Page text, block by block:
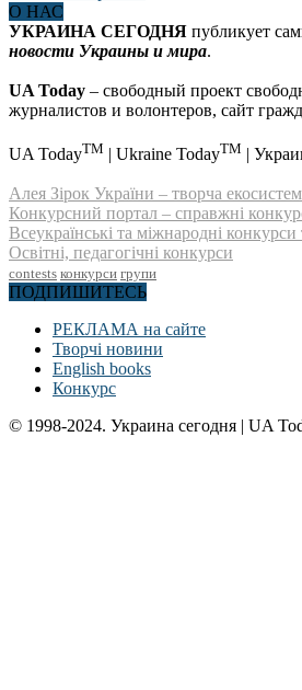
О НАС
УКРАИНА СЕГОДНЯ публикует
новости Украины и мира.
UA Today – свободный проект
журналистов и волонтеров, сайт
UA TodayTM | Ukraine TodayTM |
Алея Зірок України – творча
Конкурсний портал – справжні
Всеукраїнські та міжнародні конкурси
Освітні, педагогічні конкурси
contests конкурси групи
ПОДПИШИТЕСЬ
РЕКЛАМА на сайте
Творчі новини
English books
Конкурс
© 1998-2024. Украина сегодня | UA